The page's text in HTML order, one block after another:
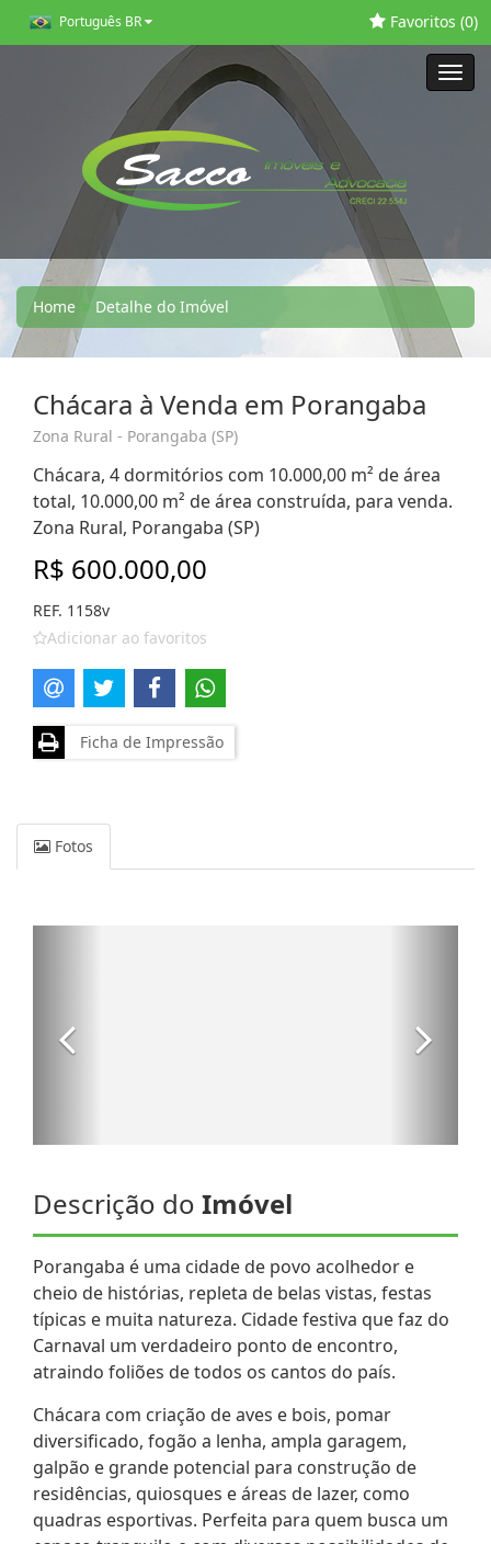
Português BR Favoritos (0)
Home Detalhe do Imóvel
Chácara à Venda em Porangaba
Zona Rural - Porangaba (SP)
Chácara, 4 dormitórios com 10.000,00 m² de área
total, 10.000,00 m² de área construída, para venda.
Zona Rural, Porangaba (SP)
R$ 600.000,00
REF. 1158v
Adicionar ao favoritos
Ficha de Impressão
Fotos
Descrição do Imóvel
Porangaba é uma cidade de povo acolhedor e
cheio de histórias, repleta de belas vistas, festas
típicas e muita natureza. Cidade festiva que faz do
Carnaval um verdadeiro ponto de encontro,
atraindo foliões de todos os cantos do país.
Chácara com criação de aves e bois, pomar
diversificado, fogão a lenha, ampla garagem,
galpão e grande potencial para construção de
residências, quiosques e áreas de lazer, como
quadras esportivas. Perfeita para quem busca um